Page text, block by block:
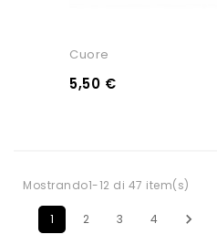
Cuore
5,50 €
Mostrando1-12 di 47 item(s)
1 2 3 4 